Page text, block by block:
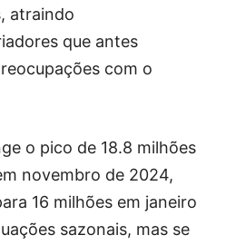
atraindo
que antes
com o
o pico de 18.8 milhões
novembro de 2024,
16 milhões em janeiro
sazonais, mas se